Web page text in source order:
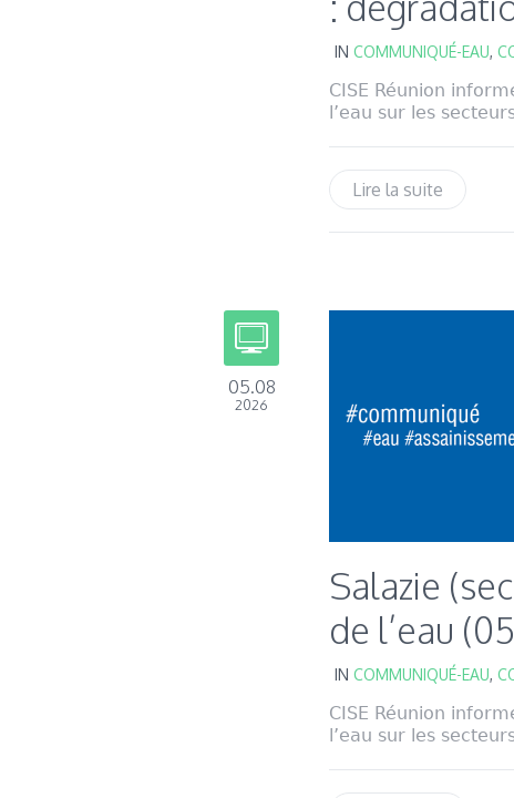
IN COMMUNIQUÉ-EAU,
CISE Réunion
l’eau sur les
Lire la suite
05.08
2026
Salazie
de l’eau
IN COMMUNIQUÉ-EAU,
CISE Réunion
l’eau sur les